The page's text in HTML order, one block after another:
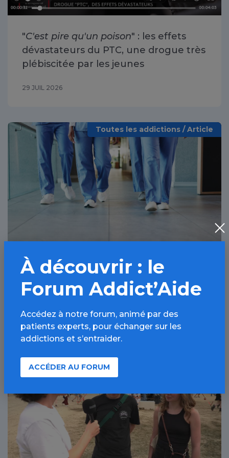
"C'est pire qu'un poison" : les effets
dévastateurs du PTC, une drogue très
plébiscitée par les jeunes
29 JUIL 2026
Toutes les addictions / Article
Sommeil et addictions : au cœur de la
prise en charge à l’hôpital Bichat-
Claude-Bernard, AP-HP, Paris 18ème
29 JUIL 2026
À découvrir : le
Forum Addict’Aide
Accédez à notre forum, animé par des
patients experts, pour échanger sur les
addictions et s’entraider.
ACCÉDER AU FORUM